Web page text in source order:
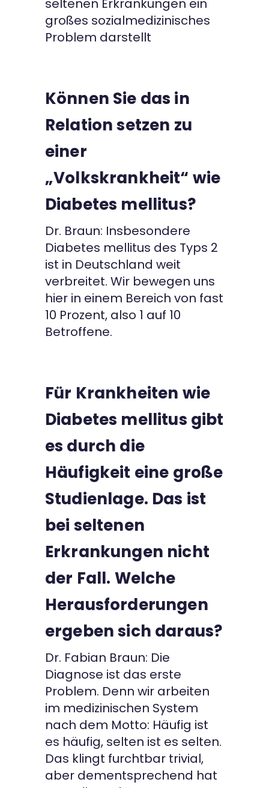
seltenen Erkrankungen ein
großes sozialmedizinisches
Problem darstellt
Können Sie das in
Relation setzen zu
einer
„Volkskrankheit“ wie
Diabetes mellitus?
Dr. Braun: Insbesondere
Diabetes mellitus des Typs 2
ist in Deutschland weit
verbreitet. Wir bewegen uns
hier in einem Bereich von fast
10 Prozent, also 1 auf 10
Betroffene.
Für Krankheiten wie
Diabetes mellitus gibt
es durch die
Häufigkeit eine große
Studienlage. Das ist
bei seltenen
Erkrankungen nicht
der Fall. Welche
Herausforderungen
ergeben sich daraus?
Dr. Fabian Braun: Die
Diagnose ist das erste
Problem. Denn wir arbeiten
im medizinischen System
nach dem Motto: Häufig ist
es häufig, selten ist es selten.
Das klingt furchtbar trivial,
aber dementsprechend hat